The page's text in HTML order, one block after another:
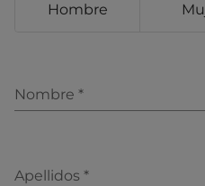
Hombre
Nombre *
Apellidos *